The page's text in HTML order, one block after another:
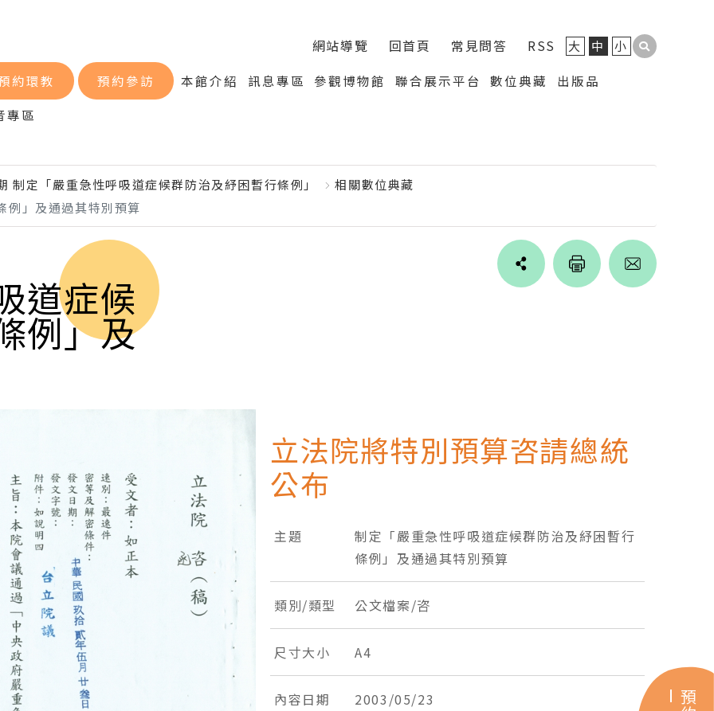
網站導覽 回首頁 常見問答 RSS 大 中 小
約環教 預約參訪 本館介紹 訊息專區 參觀博物館 聯合展示平台 數位典藏
出版品
專區
制定「嚴重急性呼吸道症候群防治及紓困暫行條例」
相關數位典藏
例」及通過其特別預算
道症候
例」及
Line
立法院將特別預算咨請總統
公布
主題
制定「嚴重急性呼吸道症候群防治及紓困暫行
條例」及通過其特別預算
類別/類型 公文檔案/咨
尺寸大小 A4
內容日期 2003/05/23